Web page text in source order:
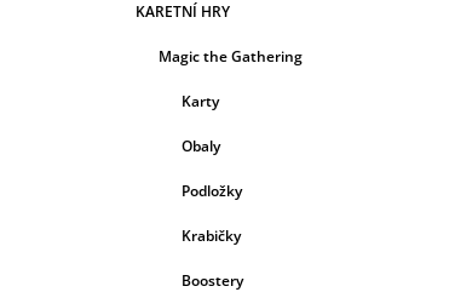
KARETNÍ HRY
Magic the Gathering
Karty
Obaly
Podložky
Krabičky
Boostery